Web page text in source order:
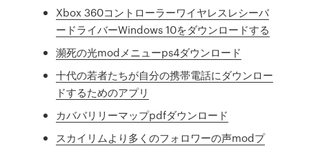
Xbox 360コントローラーワイヤレスレシーバ
ードライバーWindows 10をダウンロードする
瀕死の光modメニューps4ダウンロード
十代の若者たちが自分の携帯電話にダウンロー
ドするためのアプリ
カババリリーマップpdfダウンロード
スカイリムより多くのフォロワーの声modプ